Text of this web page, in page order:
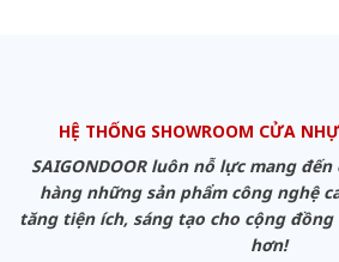
HỆ THỐNG SHOWROOM CỬA
SAIGONDOOR luôn nỗ lực mang
hàng những sản phẩm công nghệ
tăng tiện ích, sáng tạo cho cộng
hơn!